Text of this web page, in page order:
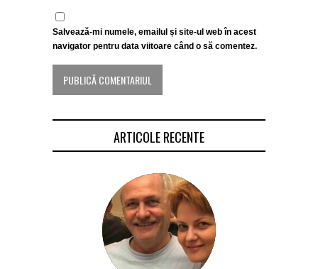
Salvează-mi numele, emailul și site-ul web în acest
navigator pentru data viitoare când o să comentez.
ARTICOLE RECENTE